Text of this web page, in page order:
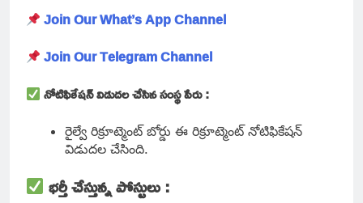
Join Our What’s App Channel
Join Our Telegram Channel
నోటిఫికేషన్ విడుదల చేసిన సంస్థ పేరు :
రైల్వే రిక్రూట్మెంట్ బోర్డు ఈ రిక్రూట్మెంట్ నోటిఫికేషన్
విడుదల చేసింది.
భర్తీ చేస్తున్న పోస్టులు :